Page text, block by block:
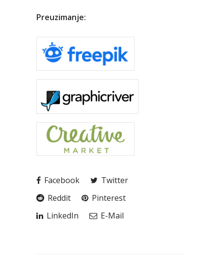
Preuzimanje:
Facebook
Twitter
Reddit
Pinterest
LinkedIn
E-Mail